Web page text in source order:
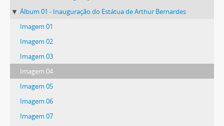
Álbum 01 - Inauguração do Estátua de Arthur Bernardes
Imagem 01
Imagem 02
Imagem 03
Imagem 04
Imagem 05
Imagem 06
Imagem 07